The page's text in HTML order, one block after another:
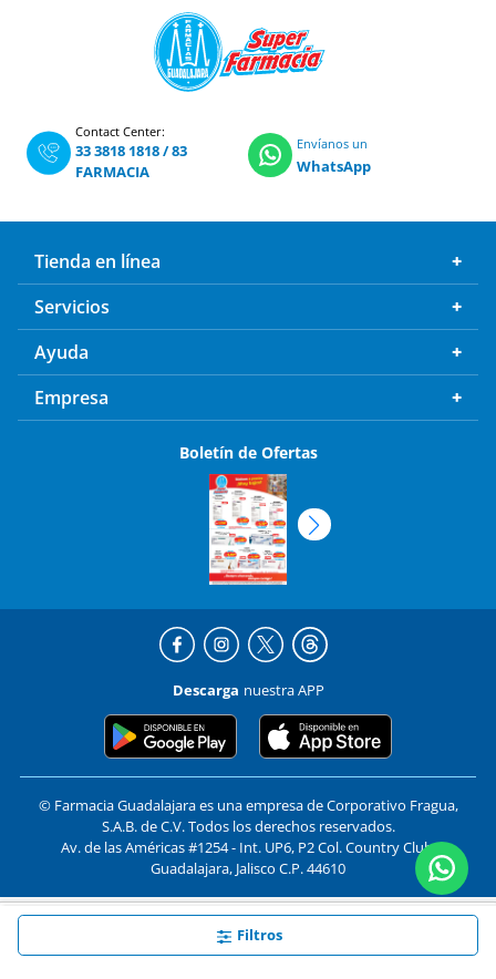
Filtros
Contact Center:
33 3818 1818/83
FARMACIA
Envíanos un
WhatsApp
Tienda en línea
Servicios
Ayuda
Empresa
Boletín de Ofertas
Descarga nuestra APP
© Farmacia Guadalajara es una empresa de Corporativo Fragua,
S.A.B. de C.V. Todos los derechos reservados.
Av. de las Américas #1254 - Int. UP6, P2 Col. Country Club,
Guadalajara, Jalisco C.P. 44610
Formas de pago y compra segura
utilizamos cookies. Al utilizar
términos y condiciones